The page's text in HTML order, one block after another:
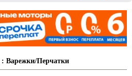
: Варежки/Перчатки